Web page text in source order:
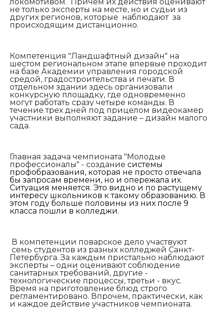
не только эксперты на месте, но и судьи из
других регионов, которые наблюдают за
происходящим дистанционно.
Компетенция "Ландшафтный дизайн" на
шестом региональном этапе впервые проходит
на базе Академии управления городской
средой, градостроительства и печати. В
отдельном здании здесь организовали
конкурсную площадку, где одновременно
могут работать сразу четыре команды. В
течение трех дней под прицелом видеокамер
участники выполняют задание – дизайн малого
сада.
Главная задача чемпионата "Молодые
профессионалы" - создание системы
профобразования, которая не просто отвечала
бы запросам времени, но и опережала их.
Ситуация меняется. Это видно и по растущему
интересу школьников к такому образованию. В
этом году больше половины из них после 9
класса пошли в колледжи.
В компетенции поварское дело участвуют
семь студентов из разных колледжей Санкт-
Петербурга. За каждым пристально наблюдают
эксперты – одни оценивают соблюдение
санитарных требований, другие -
технологические процессы, третьи - вкус.
Время на приготовление блюд строго
регламентировано. Впрочем, практически, как
и каждое действие участников чемпионата.